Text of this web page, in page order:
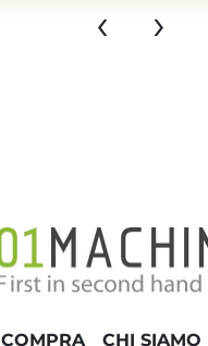
‹ ›
COMPRA CHI SIAMO